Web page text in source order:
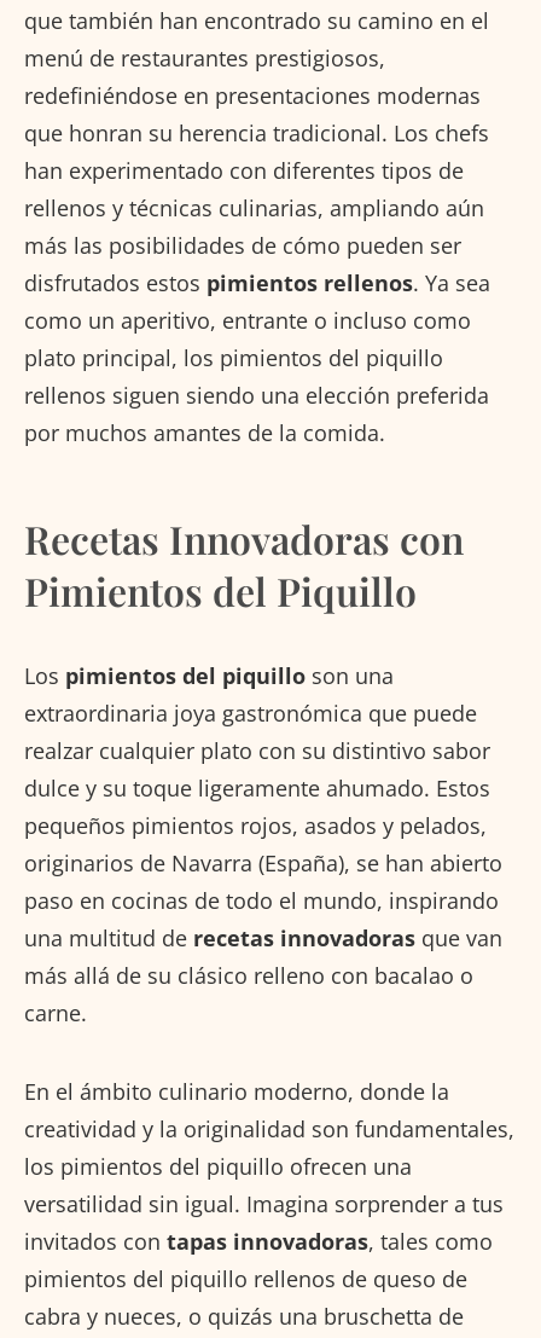
que también han encontrado su camino en el
menú de restaurantes prestigiosos,
redefiniéndose en presentaciones modernas
que honran su herencia tradicional. Los chefs
han experimentado con diferentes tipos de
rellenos y técnicas culinarias, ampliando aún
más las posibilidades de cómo pueden ser
disfrutados estos pimientos rellenos. Ya sea
como un aperitivo, entrante o incluso como
plato principal, los pimientos del piquillo
rellenos siguen siendo una elección preferida
por muchos amantes de la comida.
Recetas Innovadoras con
Pimientos del Piquillo
Los pimientos del piquillo son una
extraordinaria joya gastronómica que puede
realzar cualquier plato con su distintivo sabor
dulce y su toque ligeramente ahumado. Estos
pequeños pimientos rojos, asados y pelados,
originarios de Navarra (España), se han abierto
paso en cocinas de todo el mundo, inspirando
una multitud de recetas innovadoras que van
más allá de su clásico relleno con bacalao o
carne.
En el ámbito culinario moderno, donde la
creatividad y la originalidad son fundamentales,
los pimientos del piquillo ofrecen una
versatilidad sin igual. Imagina sorprender a tus
invitados con tapas innovadoras, tales como
pimientos del piquillo rellenos de queso de
cabra y nueces, o quizás una bruschetta de